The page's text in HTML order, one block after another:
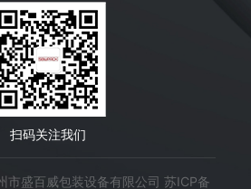
扫码关注我们
盛百威包装设备有限公司 苏ICP备